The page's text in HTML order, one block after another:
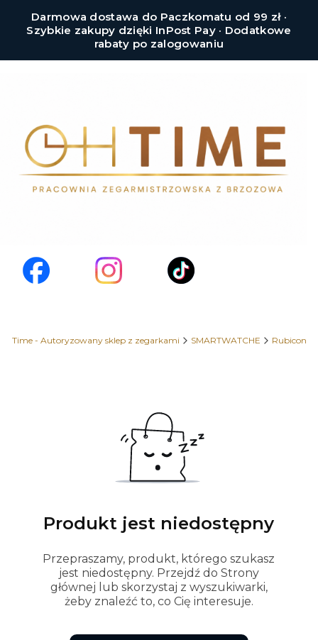
Darmowa dostawa do Paczkomatu od 99 zł ·
Szybkie zakupy dzięki InPost Pay · Dodatkowe
rabaty po zalogowaniu
- Autoryzowany sklep z zegarkami SMARTWATCHE Rubicon
Produkt jest niedostępny
Przepraszamy, produkt, którego szukasz
jest niedostępny. Przejdź do Strony
głównej lub skorzystaj z wyszukiwarki,
żeby znaleźć to, co Cię interesuje.